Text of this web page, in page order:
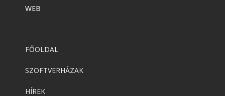
WEB
FŐOLDAL
SZOFTVERHÁZAK
HÍREK